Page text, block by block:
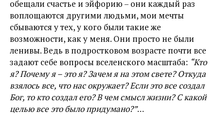
обещали счастье и эйфорию – они каждый раз
воплощаются другими людьми, мои мечты
сбываются у тех, у кого были такие же
возможности, как у меня. Они просто не были
ленивы. Ведь в подростковом возрасте почти все
задают себе вопросы вселенского масштаба: “Кто
я? Почему я – это я? Зачем я на этом свете? Откуда
взялось все, что нас окружает? Если это все создал
Бог, то кто создал его? В чем смысл жизни? С какой
целью все это было придумано?”…